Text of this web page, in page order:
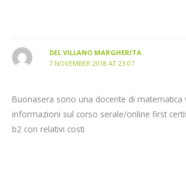
DEL VILLANO MARGHERITA
7 NOVEMBER 2018 AT 23:07
Buonasera sono una docente di matematica
informazioni sul corso serale/online first
b2 con relativi costi